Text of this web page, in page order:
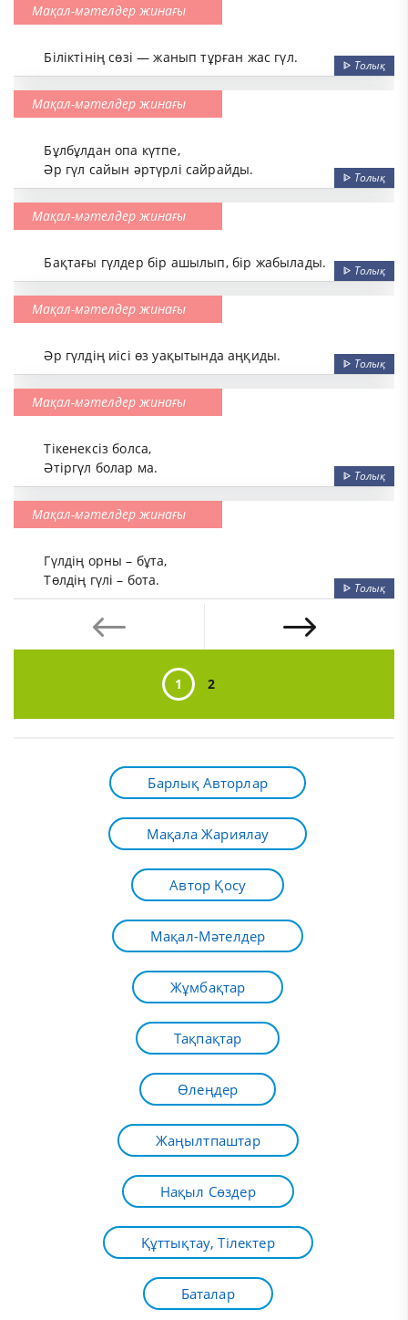
Мақал-мәтелдер жинағы
Біліктінің сөзі — жанып тұрған жас гүл. ᐈ Толық
Мақал-мәтелдер жинағы
Бұлбұлдан опа күтпе,
Әр гүл сайын әртүрлі сайрайды.
ᐈ Толық
Мақал-мәтелдер жинағы
Бақтағы гүлдер бір ашылып, бір жабылады. ᐈ Толық
Мақал-мәтелдер жинағы
Әр гүлдің иісі өз уақытында аңқиды. ᐈ Толық
Мақал-мәтелдер жинағы
Тікенексіз болса,
Әтіргүл болар ма.
ᐈ Толық
Мақал-мәтелдер жинағы
Гүлдің орны – бұта,
Төлдің гүлі – бота.
ᐈ Толық
1 2
Барлық Авторлар
Мақала Жариялау
Автор Қосу
Мақал-Мәтелдер
Жұмбақтар
Тақпақтар
Өлеңдер
Жаңылтпаштар
Нақыл Сөздер
Құттықтау, Тілектер
Баталар